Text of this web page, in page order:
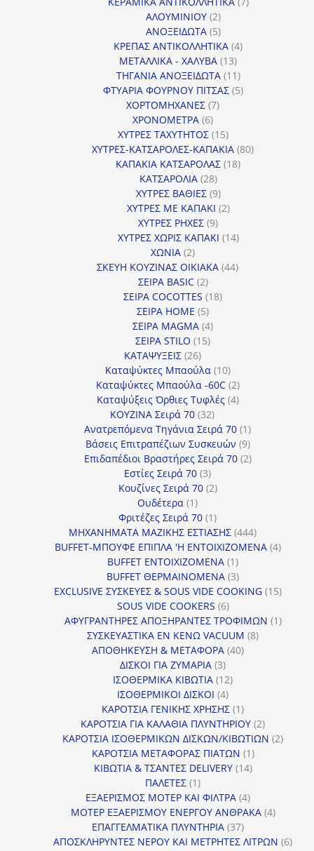
ΑΛΟΥΜΙΝΙΟΥ 22
προϊόντα
ΑΝΟΞΕΙΔΩΤΑ 55
προϊόντα
ΚΡΕΠΑΣ ΑΝΤΙΚΟΛΛΗΤΙΚΑ 44
ΜΕΤΑΛΛΙΚΑ - ΧΑΛΥΒΑ 1313
προϊόντα
ΤΗΓΑΝΙΑ ΑΝΟΞΕΙΔΩΤΑ 1111
προϊόντα
ΦΤΥΑΡΙΑ ΦΟΥΡΝΟΥ ΠΙΤΣΑΣ 55
ΧΟΡΤΟΜΗΧΑΝΕΣ 77
ΧΡΟΝΟΜΕΤΡΑ 66
προϊόντα
ΧΥΤΡΕΣ ΤΑΧΥΤΗΤΟΣ 1515
προϊόντα
ΧΥΤΡΕΣ-ΚΑΤΣΑΡΟΛΕΣ-ΚΑΠΑΚΙΑ 8080
ΚΑΠΑΚΙΑ ΚΑΤΣΑΡΟΛΑΣ 1818
ΚΑΤΣΑΡΟΛΙΑ 2828
προϊόντα
ΧΥΤΡΕΣ ΒΑΘΙΕΣ 99
προϊόντα
ΧΥΤΡΕΣ ΜΕ ΚΑΠΑΚΙ 22
ΧΥΤΡΕΣ ΡΗΧΕΣ 99
προϊόντα
ΧΥΤΡΕΣ ΧΩΡΙΣ ΚΑΠΑΚΙ 1414
ΧΩΝΙΑ 22
προϊόντα
ΣΚΕΥΗ ΚΟΥΖΙΝΑΣ ΟΙΚΙΑΚΑ 4444
ΣΕΙΡΑ BASIC 22
προϊόντα
ΣΕΙΡΑ COCOTTES 1818
ΣΕΙΡΑ HOME 55
προϊόντα
ΣΕΙΡΑ MAGMA 44
προϊόντα
ΣΕΙΡΑ STILO 1515
ΚΑΤΑΨΥΞΕΙΣ 2626
προϊόντα
Καταψύκτες Μπαούλα 1010
προϊόντα
Καταψύκτες Μπαούλα -60C 22
προϊόντα
Καταψύξεις Όρθιες Τυφλές 44
ΚΟΥΖΙΝΑ Σειρά 70 3232
προϊόντα
Ανατρεπόμενα Τηγάνια Σειρά 70 11
προϊόν
Βάσεις Επιτραπέζιων Συσκευών 99
προϊόντα
Επιδαπέδιοι Βραστήρες Σειρά 70 22
Εστίες Σειρά 70 33
προϊόντα
Κουζίνες Σειρά 70 22
Ουδέτερα 11
προϊόν
Φριτέζες Σειρά 70 11
προϊόν
ΜΗΧΑΝΗΜΑΤΑ ΜΑΖΙΚΗΣ ΕΣΤΙΑΣΗΣ 444444
προϊόντα
BUFFET-ΜΠΟΥΦΕ ΕΠΙΠΛΑ 'Η ΕΝΤΟΙΧΙΖΟΜΕΝΑ 44
BUFFET ΕΝΤΟΙΧΙΖΟΜΕΝΑ 11
προϊόν
BUFFET ΘΕΡΜΑΙΝΟΜΕΝΑ 33
προϊόντα
EXCLUSIVE ΣΥΣΚΕΥΕΣ & SOUS VIDE COOKING 1515
SOUS VIDE COOKERS 66
προϊόντα
ΑΦΥΓΡΑΝΤΗΡΕΣ ΑΠΟΞΗΡΑΝΤΕΣ ΤΡΟΦΙΜΩΝ 11
ΣΥΣΚΕΥΑΣΤΙΚΑ ΕΝ ΚΕΝΩ VACUUM 88
ΑΠΟΘΗΚΕΥΣΗ & ΜΕΤΑΦΟΡΑ 4040
ΔΙΣΚΟΙ ΓΙΑ ΖΥΜΑΡΙΑ 33
προϊόντα
ΙΣΟΘΕΡΜΙΚΑ ΚΙΒΩΤΙΑ 1212
ΙΣΟΘΕΡΜΙΚΟΙ ΔΙΣΚΟΙ 44
προϊόντα
ΚΑΡΟΤΣΙΑ ΓΕΝΙΚΗΣ ΧΡΗΣΗΣ 11
προϊόν
ΚΑΡΟΤΣΙΑ ΓΙΑ ΚΑΛΑΘΙΑ ΠΛΥΝΤΗΡΙΟΥ 22
προϊόντα
ΚΑΡΟΤΣΙΑ ΙΣΟΘΕΡΜΙΚΩΝ ΔΙΣΚΩΝ/ΚΙΒΩΤΙΩΝ 22
ΚΑΡΟΤΣΙΑ ΜΕΤΑΦΟΡΑΣ ΠΙΑΤΩΝ 11
προϊόν
ΚΙΒΩΤΙΑ & ΤΣΑΝΤΕΣ DELIVERY 1414
ΠΑΛΕΤΕΣ 11
προϊόν
ΕΞΑΕΡΙΣΜΟΣ ΜΟΤΕΡ ΚΑΙ ΦΙΛΤΡΑ 44
προϊόντα
ΜΟΤΕΡ ΕΞΑΕΡΙΣΜΟΥ ΕΝΕΡΓΟΥ ΑΝΘΡΑΚΑ 44
ΕΠΑΓΓΕΛΜΑΤΙΚΑ ΠΛΥΝΤΗΡΙΑ 3737
προϊόντα
ΑΠΟΣΚΛΗΡΥΝΤΕΣ ΝΕΡΟΥ ΚΑΙ ΜΕΤΡΗΤΕΣ ΛΙΤΡΩΝ 66